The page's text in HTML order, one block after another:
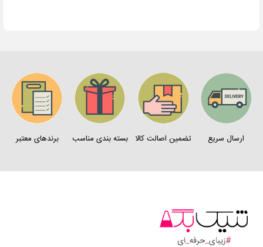
ارسال سریع تضمین اصالت کالا بسته بندی مناسب برندهای معتبر